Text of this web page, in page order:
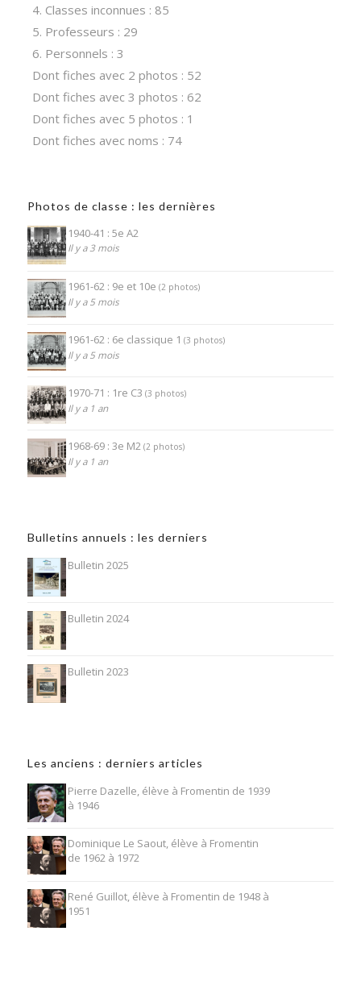
4. Classes inconnues : 85
5. Professeurs : 29
6. Personnels : 3
Dont fiches avec 2 photos : 52
Dont fiches avec 3 photos : 62
Dont fiches avec 5 photos : 1
Dont fiches avec noms : 74
Photos de classe : les dernières
1940-41 : 5e A2
Il y a 3 mois
1961-62 : 9e et 10e (2 photos)
Il y a 5 mois
1961-62 : 6e classique 1 (3 photos)
Il y a 5 mois
1970-71 : 1re C3 (3 photos)
Il y a 1 an
1968-69 : 3e M2 (2 photos)
Il y a 1 an
Bulletins annuels : les derniers
Bulletin 2025
Bulletin 2024
Bulletin 2023
Les anciens : derniers articles
Pierre Dazelle, élève à Fromentin de 1939
à 1946
Dominique Le Saout, élève à Fromentin
de 1962 à 1972
René Guillot, élève à Fromentin de 1948 à
1951